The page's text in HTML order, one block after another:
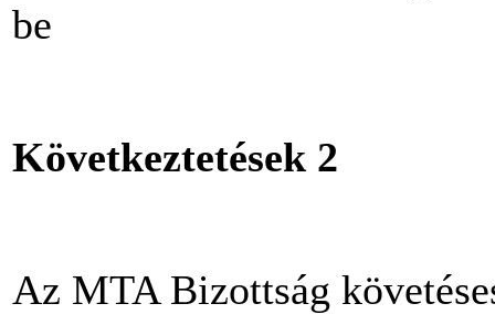
be
Következtetések 2
Az MTA Bizottság